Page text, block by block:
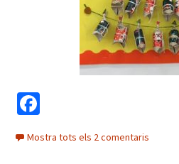
ce
b
Mostra tots els 2 comentaris